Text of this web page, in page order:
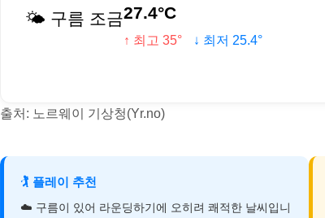
🌤️ 구름 조금27.4°C
↑ 최고 35° ↓ 최저 25.4°
출처: 노르웨이 기상청(Yr.no)
🏌️ 플레이 추천
☁️ 구름이 있어 라운딩하기에 오히려 쾌적한 날씨입니